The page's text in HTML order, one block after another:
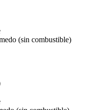
(sin combustible)